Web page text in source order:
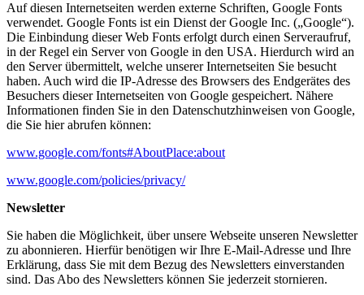
Auf diesen Internetseiten werden externe Schriften, Google Fonts
verwendet. Google Fonts ist ein Dienst der Google Inc. („Google“).
Die Einbindung dieser Web Fonts erfolgt durch einen Serveraufruf,
in der Regel ein Server von Google in den USA. Hierdurch wird an
den Server übermittelt, welche unserer Internetseiten Sie besucht
haben. Auch wird die IP-Adresse des Browsers des Endgerätes des
Besuchers dieser Internetseiten von Google gespeichert. Nähere
Informationen finden Sie in den Datenschutzhinweisen von Google,
die Sie hier abrufen können:
www.google.com/fonts#AboutPlace:about
www.google.com/policies/privacy/
Newsletter
Sie haben die Möglichkeit, über unsere Webseite unseren Newsletter
zu abonnieren. Hierfür benötigen wir Ihre E-Mail-Adresse und Ihre
Erklärung, dass Sie mit dem Bezug des Newsletters einverstanden
sind. Das Abo des Newsletters können Sie jederzeit stornieren.